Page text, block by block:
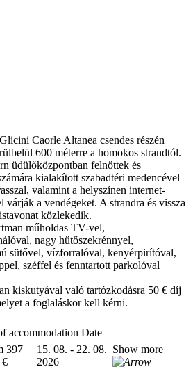
Caorle Altanea csendes részén
600 méterre a homokos strandtól.
üdülőközpontban felnőttek és
kialakított szabadtéri medencével
valamint a helyszínen internet-
várják a vendégeket. A strandra és vissza
közlekedik.
műholdas TV-vel,
nagy hűtőszekrénnyel,
sütővel, vízforralóval, kenyérpirítóval,
széffel és fenntartott parkolóval
kiskutyával való tartózkodásra 50 € díj
a foglaláskor kell kérni.
accommodation Date
397
€
15. 08. - 22. 08.
2026
Show more